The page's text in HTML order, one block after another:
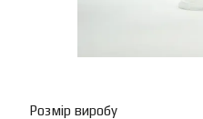
Розмір виробу